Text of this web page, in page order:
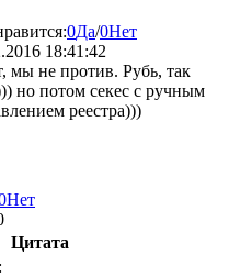
0Да/0Нет
18:41:42
мы не против. Рубь, так
но потом секес с ручным
реестра)))
Нет
Цитата